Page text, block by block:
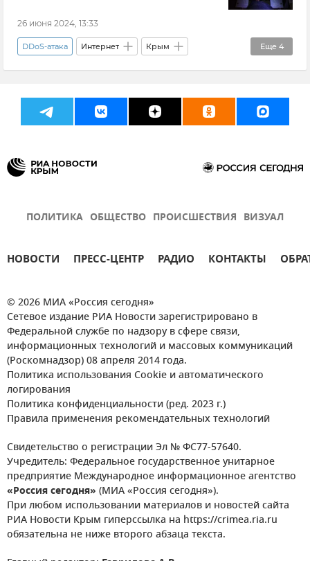
26 июня 2024, 13:33
Еще 4
DDoS-атака Интернет Крым
Новости Крыма Общество Новости
Мобильная связь
ПОЛИТИКА ОБЩЕСТВО ПРОИСШЕСТВИЯ ВИЗУАЛ
НОВОСТИ ПРЕСС-ЦЕНТР РАДИО КОНТАКТЫ
© 2026 МИА «Россия сегодня»
Сетевое издание РИА Новости зарегистрировано в
Федеральной службе по надзору в сфере связи,
информационных технологий и массовых коммуникаций
(Роскомнадзор) 08 апреля 2014 года.
Политика использования Cookie и автоматического
логирования
Политика конфиденциальности (ред. 2023 г.)
Правила применения рекомендательных технологий
Свидетельство о регистрации Эл № ФС77-57640.
Учредитель: Федеральное государственное унитарное
предприятие Международное информационное агентство
«Россия сегодня» (МИА «Россия сегодня»).
При любом использовании материалов и новостей сайта
РИА Новости Крым гиперссылка на https://crimea.ria.ru
обязательна не ниже второго абзаца текста.